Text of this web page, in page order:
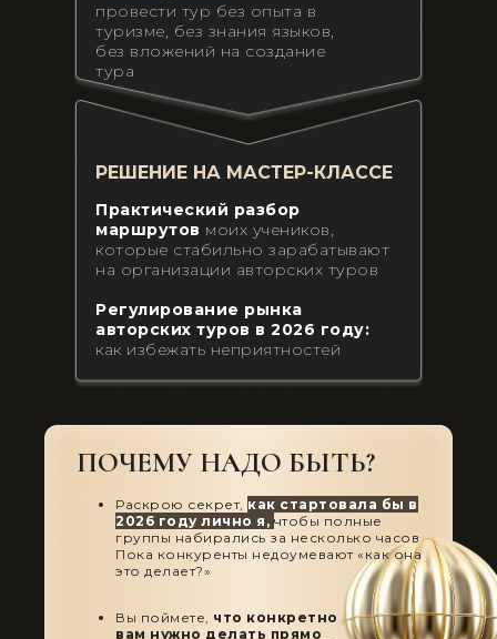
РЕШЕНИЕ НА МАСТЕР-КЛАССЕ
Практический разбор
маршрутов моих учеников,
которые стабильно зарабатывают
на организации авторских туров
Регулирование рынка
авторских туров в 2026 году:
как избежать неприятностей
провести тур без опыта в
туризме, без знания языков,
без вложений на создание
тура
Раскрою секрет, как стартовала бы в
2026 году лично я, чтобы полные
группы набирались за несколько часов
Пока конкуренты недоумевают «как она
это делает?»
Вы поймете, что конкретно
вам нужно делать прямо
ПОЧЕМУ НАДО БЫТЬ?